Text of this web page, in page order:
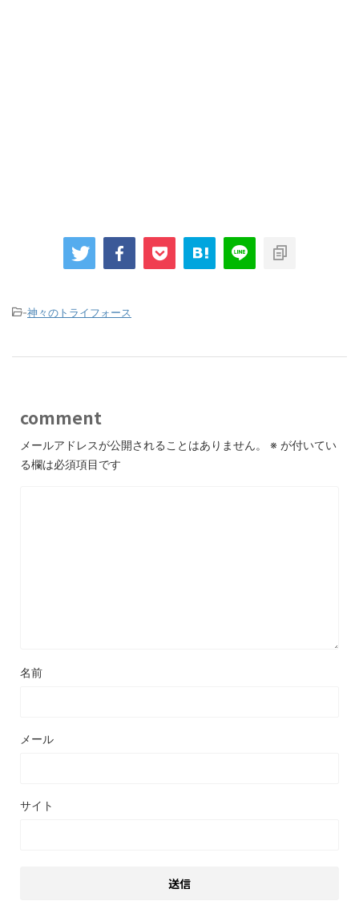
-神々のトライフォース
comment
メールアドレスが公開されることはありません。 ※ が付いてい
る欄は必須項目です
名前
メール
サイト